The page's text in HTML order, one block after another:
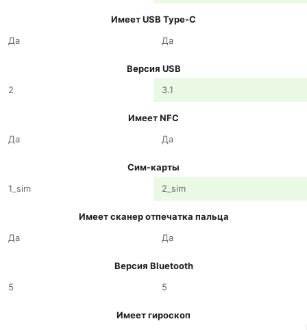
Имеет USB Type-C
Да
Да
Версия USB
2
3.1
Имеет NFC
Да
Да
Сим-карты
1_sim
2_sim
Имеет сканер отпечатка пальца
Да
Да
Версия Bluetooth
5
5
Имеет гироскоп